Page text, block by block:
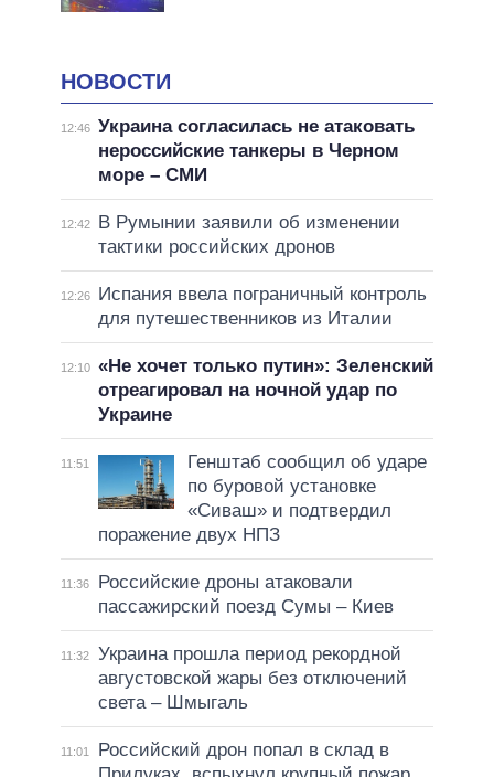
НОВОСТИ
12:46 Украина согласилась не атаковать
нероссийские танкеры в Черном
море – СМИ
12:42
В Румынии заявили об изменении
тактики российских дронов
12:26
Испания ввела пограничный контроль
для путешественников из Италии
12:10 «Не хочет только путин»: Зеленский
отреагировал на ночной удар по
Украине
11:51
Генштаб сообщил об ударе
по буровой установке
«Сиваш» и подтвердил
поражение двух НПЗ
11:36
Российские дроны атаковали
пассажирский поезд Сумы – Киев
11:32
Украина прошла период рекордной
августовской жары без отключений
света – Шмыгаль
11:01
Российский дрон попал в склад в